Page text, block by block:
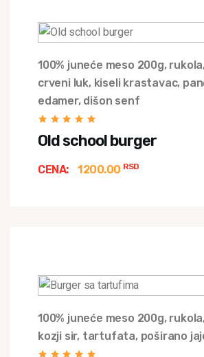
100% juneće meso 200g,
crveni luk, kiseli krastavac,
edamer, dišon senf
Old school burger
CENA: 1200.00 RSD
100% juneće meso 200g,
kozji sir, tartufata, poširano